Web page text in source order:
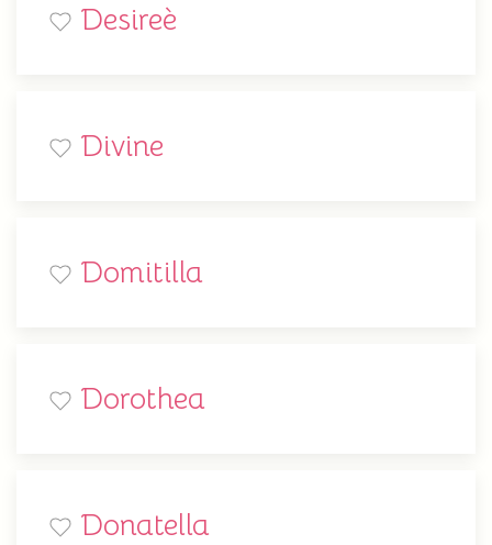
Desireè
Divine
Domitilla
Dorothea
Donatella